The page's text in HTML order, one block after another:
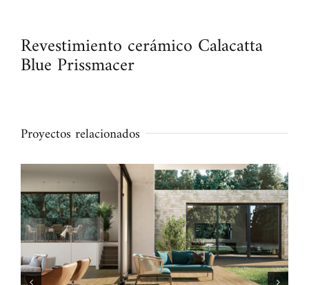
Revestimiento cerámico Calacatta
Blue Prissmacer
Proyectos relacionados